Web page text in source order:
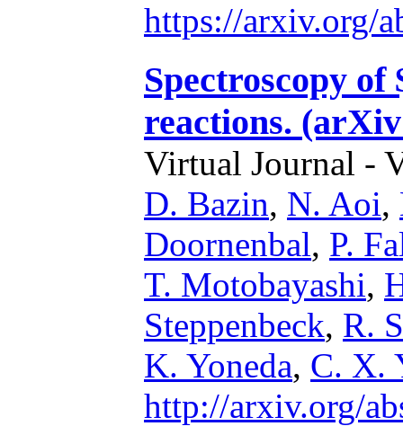
https://arxiv.org/
Spectroscopy
reactions.
Virtual Journal -
D. Bazin, N. Aoi,
Doornenbal, P.
T. Motobayashi,
Steppenbeck, R.
K. Yoneda, C. X.
http://arxiv.org/